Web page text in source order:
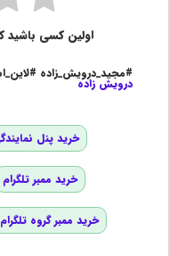
اولین کسی
#مجید_درویش_زاده
درویش زاده
خرید پنل
خرید ممبر تلگرام
خرید ممبر گروه تلگرام